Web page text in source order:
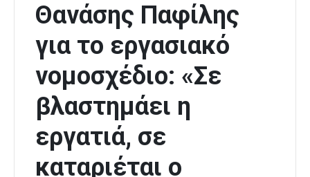
Θανάσης Παφίλης
για το εργασιακό
νομοσχέδιο: «Σε
βλαστημάει η
εργατιά, σε
καταριέται ο